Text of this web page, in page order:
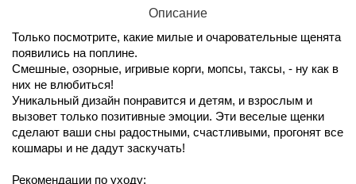
Описание
Только посмотрите, какие милые и очаровательные щенята
появились на поплине.
Смешные, озорные, игривые корги, мопсы, таксы, - ну как в
них не влюбиться!
Уникальный дизайн понравится и детям, и взрослым и
вызовет только позитивные эмоции. Эти веселые щенки
сделают ваши сны радостными, счастливыми, прогонят все
кошмары и не дадут заскучать!
Рекомендации по уходу: